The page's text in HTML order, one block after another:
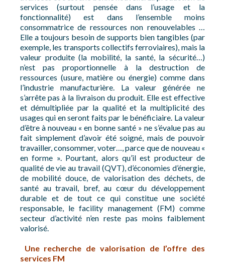
services (surtout pensée dans l’usage et la
fonctionnalité) est dans l’ensemble moins
consommatrice de ressources non renouvelables …
Elle a toujours besoin de supports bien tangibles (par
exemple, les transports collectifs ferroviaires), mais la
valeur produite (la mobilité, la santé, la sécurité…)
n’est pas proportionnelle à la destruction de
ressources (usure, matière ou énergie) comme dans
l’industrie manufacturière. La valeur générée ne
s’arrête pas à la livraison du produit. Elle est effective
et démultipliée par la qualité et la multiplicité des
usages qui en seront faits par le bénéficiaire. La valeur
d’être à nouveau « en bonne santé » ne s’évalue pas au
fait simplement d’avoir été soigné, mais de pouvoir
travailler, consommer, voter…, parce que de nouveau «
en forme ». Pourtant, alors qu’il est producteur de
qualité de vie au travail (QVT), d’économies d’énergie,
de mobilité douce, de valorisation des déchets, de
santé au travail, bref, au cœur du développement
durable et de tout ce qui constitue une société
responsable, le facility management (FM) comme
secteur d’activité n’en reste pas moins faiblement
valorisé.
Une recherche de valorisation de l’offre des
services FM